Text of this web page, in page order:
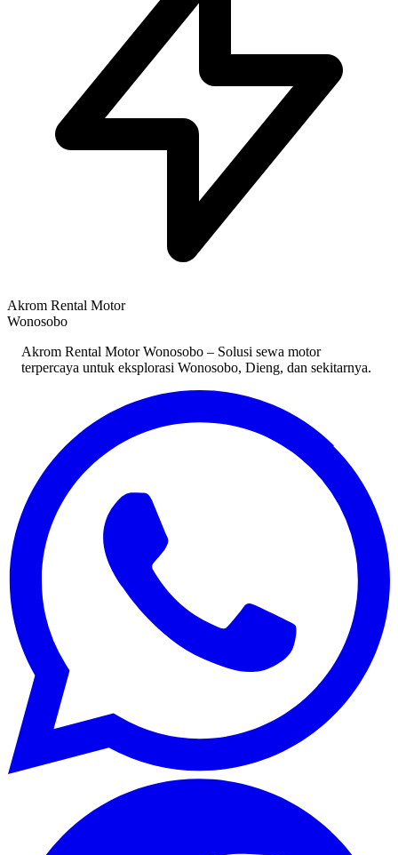
Akrom Rental Motor
Wonosobo
Akrom Rental Motor Wonosobo – Solusi sewa motor
terpercaya untuk eksplorasi Wonosobo, Dieng, dan sekitarnya.